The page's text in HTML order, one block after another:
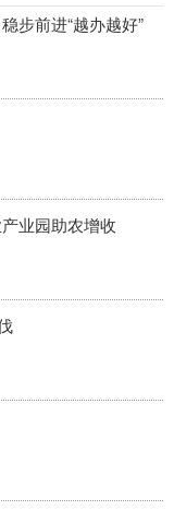
步前进“越办越好”
业园助农增收